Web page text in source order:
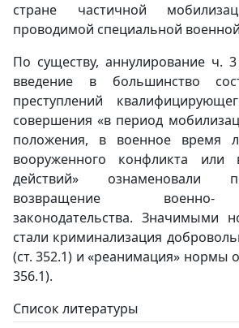
стране частичной
проводимой специальной
По существу, аннулирование ч.
введение в большинство
преступлений
совершения «в период
положения, в военное время
вооруженного конфликта или
действий» ознаменовали
возвращение военно-
законодательства. Значимыми
стали криминализация
(ст. 352.1) и «реанимация» нормы
356.1).
Список литературы